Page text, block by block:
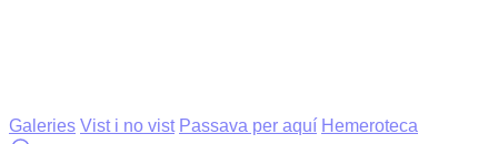
Galeries Vist i no vist Passava per aquí Hemeroteca